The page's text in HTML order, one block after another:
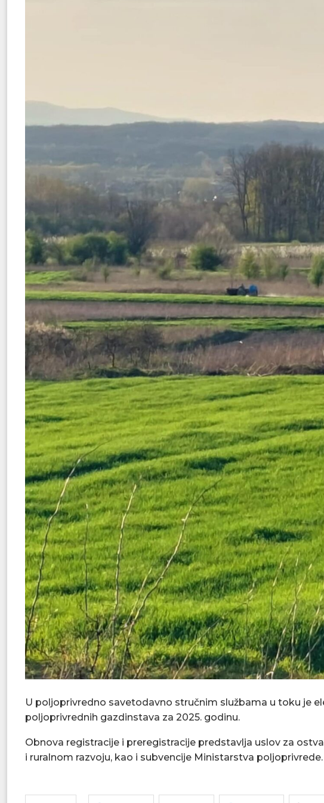
U poljoprivredno savetodavno stručnim službama u toku je
poljoprivrednih gazdinstava za 2025. godinu.
Obnova registracije i preregistracije predstavlja uslov za
i ruralnom razvoju, kao i subvencije Ministarstva poljoprivrede.